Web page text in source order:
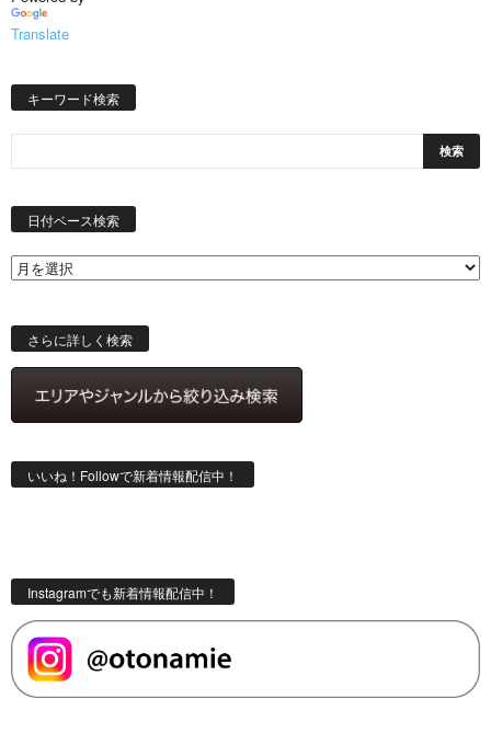
Translate
キーワード検索
日付ベース検索
さらに詳しく検索
いいね！Followで新着情報配信中！
Instagramでも新着情報配信中！